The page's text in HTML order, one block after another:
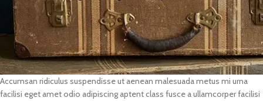
Accumsan ridiculus suspendisse ut aenean malesuada metus mi urna
facilisi eget amet odio adipiscing aptent class fusce a ullamcorper facilisi